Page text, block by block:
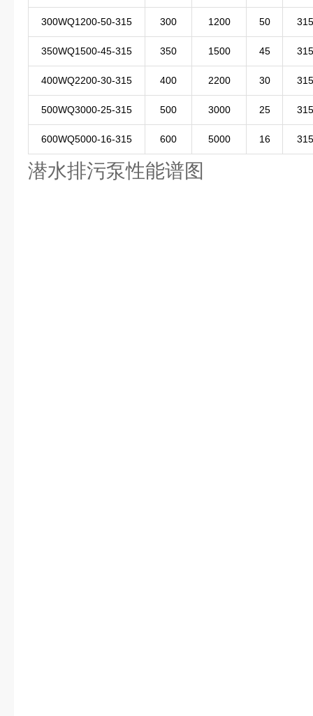
300WQ1200-50-315 300 1200 50 315
350WQ1500-45-315 350 1500 45 315
400WQ2200-30-315 400 2200 30 315
500WQ3000-25-315 500 3000 25 315
600WQ5000-16-315 600 5000 16 315
潜水排污泵性能谱图